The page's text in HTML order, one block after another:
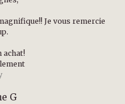
Je vous remercie
achat!
G